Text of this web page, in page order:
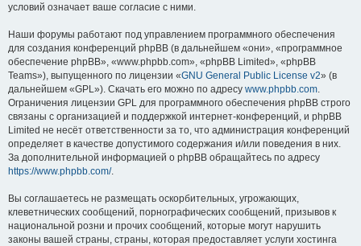
условий означает ваше согласие с ними.
Наши форумы работают под управлением программного обеспечения
для создания конференций phpBB (в дальнейшем «они», «программное
обеспечение phpBB», «www.phpbb.com», «phpBB Limited», «phpBB
Teams»), выпущенного по лицензии «GNU General Public License v2» (в
дальнейшем «GPL»). Скачать его можно по адресу www.phpbb.com.
Ограничения лицензии GPL для программного обеспечения phpBB строго
связаны с организацией и поддержкой интернет-конференций, и phpBB
Limited не несёт ответственности за то, что администрация конференций
определяет в качестве допустимого содержания и/или поведения в них.
За дополнительной информацией о phpBB обращайтесь по адресу
https://www.phpbb.com/.
Вы соглашаетесь не размещать оскорбительных, угрожающих,
клеветнических сообщений, порнографических сообщений, призывов к
национальной розни и прочих сообщений, которые могут нарушить
законы вашей страны, страны, которая предоставляет услуги хостинга